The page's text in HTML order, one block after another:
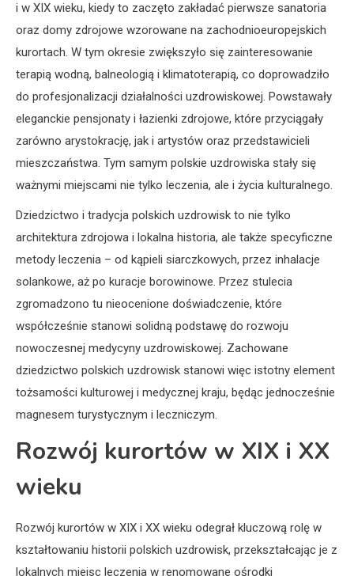
i w XIX wieku, kiedy to zaczęto zakładać pierwsze sanatoria
oraz domy zdrojowe wzorowane na zachodnioeuropejskich
kurortach. W tym okresie zwiększyło się zainteresowanie
terapią wodną, balneologią i klimatoterapią, co doprowadziło
do profesjonalizacji działalności uzdrowiskowej. Powstawały
eleganckie pensjonaty i łazienki zdrojowe, które przyciągały
zarówno arystokrację, jak i artystów oraz przedstawicieli
mieszczaństwa. Tym samym polskie uzdrowiska stały się
ważnymi miejscami nie tylko leczenia, ale i życia kulturalnego.
Dziedzictwo i tradycja polskich uzdrowisk to nie tylko
architektura zdrojowa i lokalna historia, ale także specyficzne
metody leczenia – od kąpieli siarczkowych, przez inhalacje
solankowe, aż po kuracje borowinowe. Przez stulecia
zgromadzono tu nieocenione doświadczenie, które
współcześnie stanowi solidną podstawę do rozwoju
nowoczesnej medycyny uzdrowiskowej. Zachowane
dziedzictwo polskich uzdrowisk stanowi więc istotny element
tożsamości kulturowej i medycznej kraju, będąc jednocześnie
magnesem turystycznym i leczniczym.
Rozwój kurortów w XIX i XX
wieku
Rozwój kurortów w XIX i XX wieku odegrał kluczową rolę w
kształtowaniu historii polskich uzdrowisk, przekształcając je z
lokalnych miejsc leczenia w renomowane ośrodki